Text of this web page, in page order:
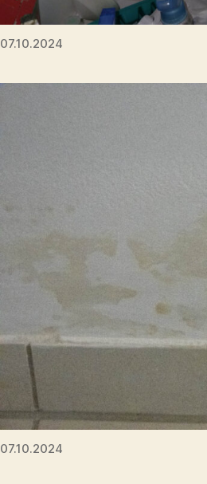
07.10.2024
07.10.2024